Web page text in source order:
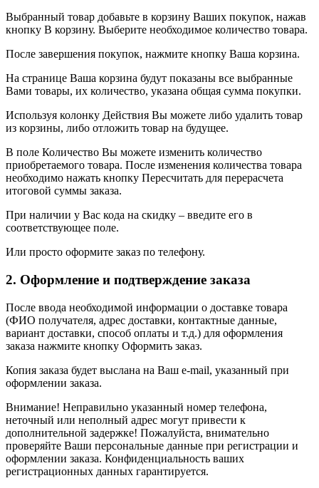
Выбранный товар добавьте в корзину Ваших покупок, нажав
кнопку В корзину. Выберите необходимое количество товара.
После завершения покупок, нажмите кнопку Ваша корзина.
На странице Ваша корзина будут показаны все выбранные
Вами товары, их количество, указана общая сумма покупки.
Используя колонку Действия Вы можете либо удалить товар
из корзины, либо отложить товар на будущее.
В поле Количество Вы можете изменить количество
приобретаемого товара. После изменения количества товара
необходимо нажать кнопку Пересчитать для перерасчета
итоговой суммы заказа.
При наличии у Вас кода на скидку – введите его в
соответствующее поле.
Или просто оформите заказ по телефону.
2. Оформление и подтверждение заказа
После ввода необходимой информации о доставке товара
(ФИО получателя, адрес доставки, контактные данные,
вариант доставки, способ оплаты и т.д.) для оформления
заказа нажмите кнопку Оформить заказ.
Копия заказа будет выслана на Ваш e-mail, указанный при
оформлении заказа.
Внимание! Неправильно указанный номер телефона,
неточный или неполный адрес могут привести к
дополнительной задержке! Пожалуйста, внимательно
проверяйте Ваши персональные данные при регистрации и
оформлении заказа. Конфиденциальность ваших
регистрационных данных гарантируется.